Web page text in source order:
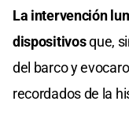
La intervención
dispositivosque,
del barco y
recordados de la